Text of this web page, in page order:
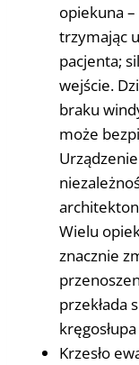
opiekuna
trzymając
pacjenta;
wejście.
braku
może
Wielu
znacznie
przekłada
Krzesło